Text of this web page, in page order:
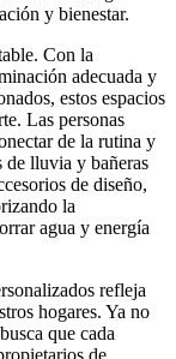
y bienestar.
Con la
adecuada y
estos espacios
Las personas
de la rutina y
de lluvia y bañeras
de diseño,
la
agua y energía
refleja
hogares. Ya no
que cada
de